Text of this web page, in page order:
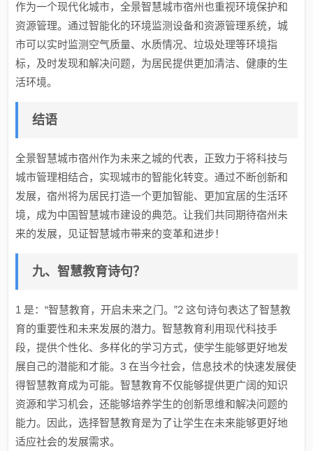
作为一个现代化城市，全景智慧城市宿州也重视环境保护和
资源管理。通过智能化的环境监测设备和资源管理系统，城
市可以实时监测空气质量、水质情况、垃圾处理等环境指
标，及时发现和解决问题，为居民提供更加清洁、健康的生
活环境。
结语
全景智慧城市宿州作为未来之城的代表，正致力于将科技与
城市管理相结合，实现城市的智能化转变。通过不断创新和
发展，宿州将为居民打造一个更加智能、更加宜居的生活环
境，成为中国智慧城市建设的典范。让我们共同期待宿州未
来的发展，见证智慧城市带来的变革和进步！
九、智慧教育诗句？
1 是：“智慧教育，开启未来之门。”2 这句诗句表达了智慧教
育的重要性和未来发展的潜力。智慧教育利用现代科技手
段，提供个性化、多样化的学习方式，使学生能够更好地发
展自己的潜能和才能。3 在当今社会，信息技术的快速发展使
得智慧教育成为可能。智慧教育不仅能够提供更广阔的知识
资源和学习机会，还能够培养学生的创新思维和解决问题的
能力。因此，选择智慧教育是为了让学生在未来能够更好地
适应社会的发展需求。